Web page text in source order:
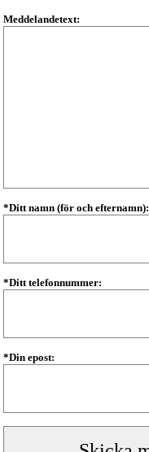
Meddelandetext:
*Ditt namn (för och efternamn):
*Ditt telefonnummer:
*Din epost: